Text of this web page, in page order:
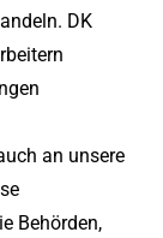
DK
an unsere
Behörden,